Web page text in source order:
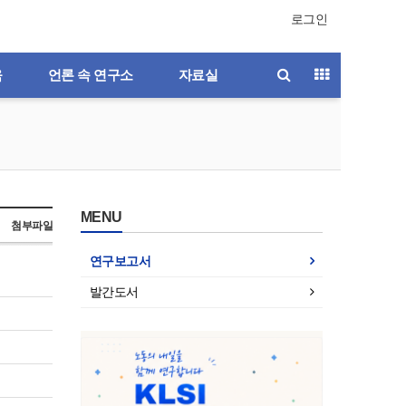
로그인
언론 속 연구소 자료실
첨부파일
MENU
연구보고서
발간도서